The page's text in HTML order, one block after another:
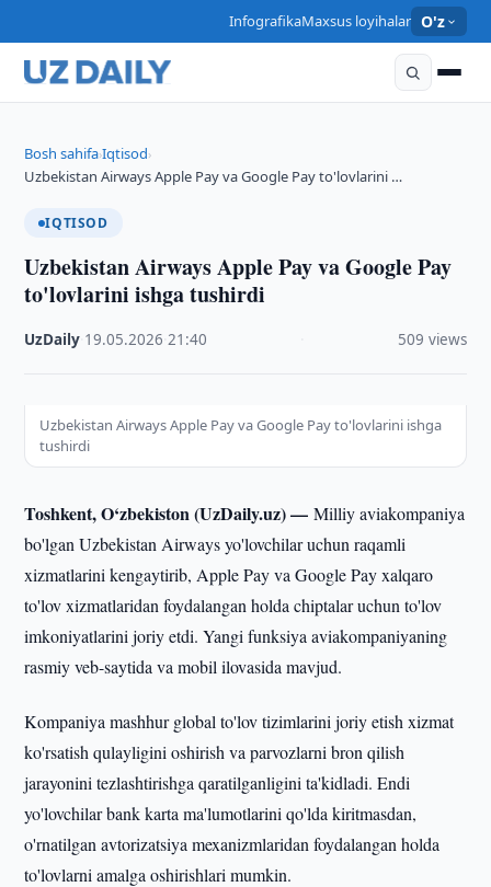
InfografikaMaxsus loyihalar O'z
Bosh sahifa›Iqtisod›
Uzbekistan Airways Apple Pay va Google Pay to'lovlarini …
IQTISOD
Uzbekistan Airways Apple Pay va Google Pay
to'lovlarini ishga tushirdi
UzDaily 19.05.2026 ·21:40 509 views
Uzbekistan Airways Apple Pay va Google Pay to'lovlarini ishga
tushirdi
Toshkent, O‘zbekiston (UzDaily.uz) —Milliy aviakompaniya
bo'lgan Uzbekistan Airways yo'lovchilar uchun raqamli
xizmatlarini kengaytirib, Apple Pay va Google Pay xalqaro
to'lov xizmatlaridan foydalangan holda chiptalar uchun to'lov
imkoniyatlarini joriy etdi. Yangi funksiya aviakompaniyaning
rasmiy veb-saytida va mobil ilovasida mavjud.
Kompaniya mashhur global to'lov tizimlarini joriy etish xizmat
ko'rsatish qulayligini oshirish va parvozlarni bron qilish
jarayonini tezlashtirishga qaratilganligini ta'kidladi. Endi
yo'lovchilar bank karta ma'lumotlarini qo'lda kiritmasdan,
o'rnatilgan avtorizatsiya mexanizmlaridan foydalangan holda
to'lovlarni amalga oshirishlari mumkin.